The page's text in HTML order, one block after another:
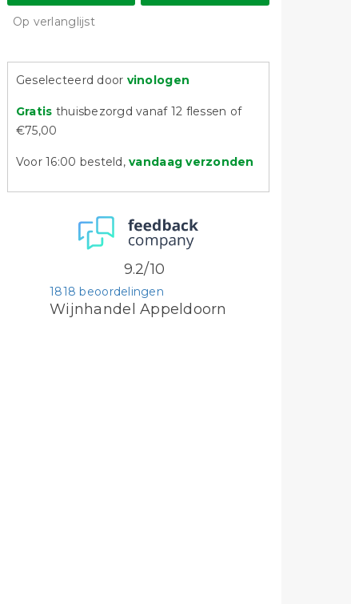
Op verlanglijst
Geselecteerd door vinologen
Gratis thuisbezorgd vanaf 12 flessen of
€75,00
Voor 16:00 besteld,vandaag verzonden
Wijnhandel Appeldoorn
1818 beoordelingen
9.2/10